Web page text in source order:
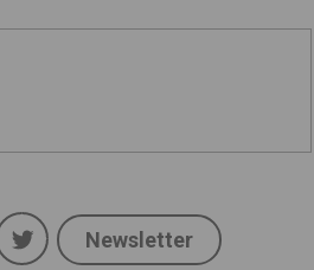
YouTubeTwitter
Newsletter